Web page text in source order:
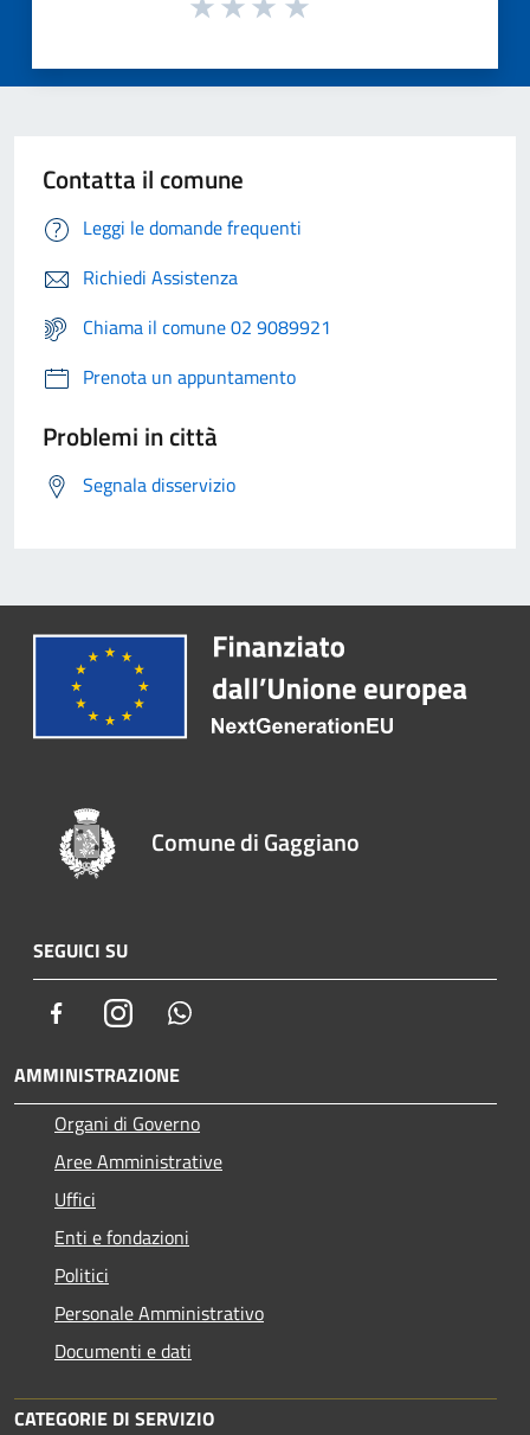
Contatta il comune
Leggi le domande frequenti
Richiedi Assistenza
Chiama il comune 02 9089921
Prenota un appuntamento
Problemi in città
Segnala disservizio
Comune di Gaggiano
SEGUICI SU
FacebookInstagram
AMMINISTRAZIONE
Organi di Governo
Aree Amministrative
Uffici
Enti e fondazioni
Politici
Personale Amministrativo
Documenti e dati
CATEGORIE DI SERVIZIO